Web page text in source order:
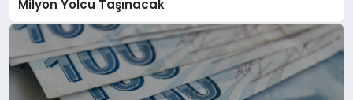
Milyon Yolcu Taşınacak